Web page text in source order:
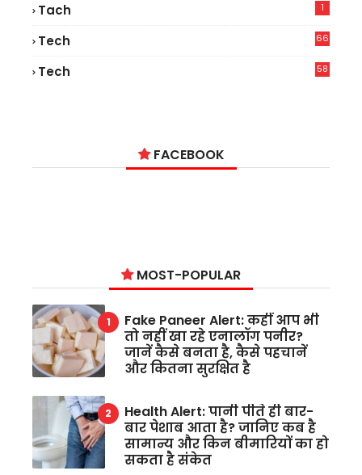
Tach 1
Tech
66
Tech
58
FACEBOOK
MOST-POPULAR
Fake Paneer Alert: कहीं आप भी
तो नहीं खा रहे एनालॉग पनीर?
जानें कैसे बनता है, कैसे पहचानें
और कितना सुरक्षित है
Health Alert: पानी पीते ही बार-
बार पेशाब आता है? जानिए कब है
सामान्य और किन बीमारियों का हो
सकता है संकेत